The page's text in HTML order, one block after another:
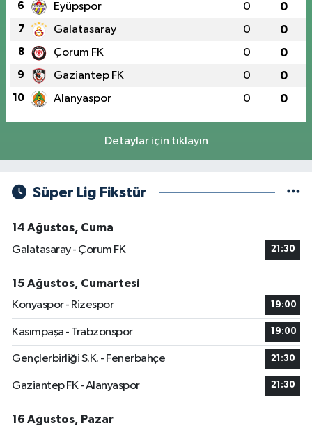
6 Eyüpspor 0 0
7 Galatasaray 0 0
8 Çorum FK 0 0
9 Gaziantep FK 0 0
10 Alanyaspor 0 0
Detaylar için tıklayın
Süper Lig Fikstür
14 Ağustos, Cuma
Galatasaray - Çorum FK
21:30
15 Ağustos, Cumartesi
Konyaspor - Rizespor
19:00
Kasımpaşa - Trabzonspor 19:00
Gençlerbirliği S.K. - Fenerbahçe 21:30
Gaziantep FK - Alanyaspor 21:30
16 Ağustos, Pazar